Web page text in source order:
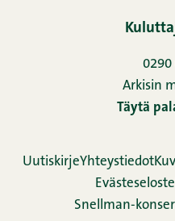
0290
Arkisin
Täytä
UutiskirjeYhteystiedot
Evästeseloste
Snellman-